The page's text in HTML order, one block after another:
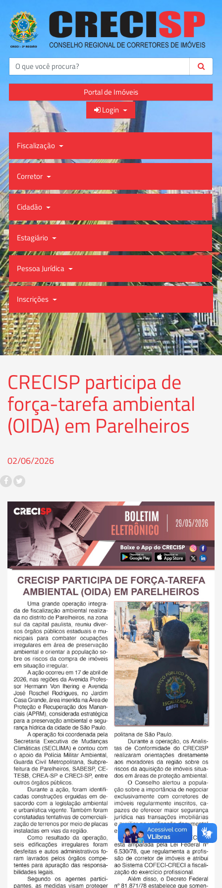
Buscar
Portal de Imóveis
Login
Fiscalização
Corretor
Cidadão
Estagiário
Pessoa Jurídica
Inscrições
CRECISP participa de
força-tarefa ambiental
(OIDA) em Parelheiros
02/06/2026